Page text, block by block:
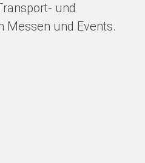
und
Messen und Events.